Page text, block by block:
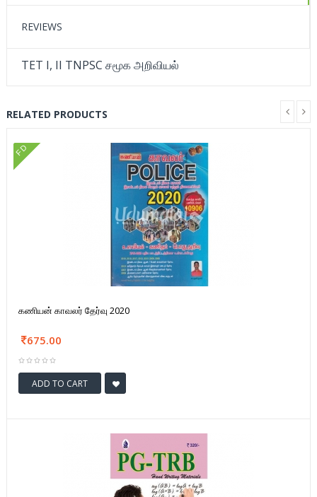
REVIEWS
TET I, II TNPSC சமூக அறிவியல்
RELATED PRODUCTS
FD
கணியன் காவலர் தேர்வு 2020
675.00
ADD TO CART